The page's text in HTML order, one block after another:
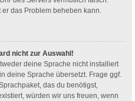
das Problem beheben kann.
nicht zur Auswahl!
deine Sprache nicht installiert
deine Sprache übersetzt. Frage ggf.
das du benötigst,
würden wir uns freuen, wenn